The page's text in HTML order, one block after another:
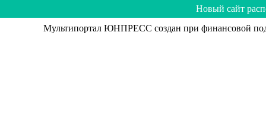
Hoвый caйт
Мультипортал ЮНПРЕСС создан при финансовой